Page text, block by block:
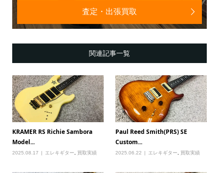
査定・出張買取
関連記事一覧
KRAMER RS Richie Sambora
Model...
2025.08.17 エレキギター 買取実績
Paul Reed Smith(PRS) SE
Custom...
2025.06.22 エレキギター 買取実績